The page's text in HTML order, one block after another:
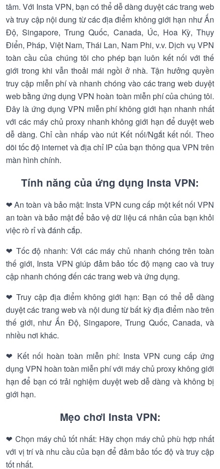
tâm. Với Insta VPN, bạn có thể dễ dàng duyệt các trang web
và truy cập nội dung từ các địa điểm không giới hạn như Ấn
Độ, Singapore, Trung Quốc, Canada, Úc, Hoa Kỳ, Thụy
Điển, Pháp, Việt Nam, Thái Lan, Nam Phi, v.v. Dịch vụ VPN
toàn cầu của chúng tôi cho phép bạn luôn kết nối với thế
giới trong khi vẫn thoải mái ngồi ở nhà. Tận hưởng quyền
truy cập miễn phí và nhanh chóng vào các trang web duyệt
web bằng ứng dụng VPN hoàn toàn miễn phí của chúng tôi.
Đây là ứng dụng VPN miễn phí không giới hạn nhanh nhất
với các máy chủ proxy nhanh không giới hạn để duyệt web
dễ dàng. Chỉ cần nhấp vào nút Kết nối/Ngắt kết nối. Theo
dõi tốc độ internet và địa chỉ IP của bạn thông qua VPN trên
màn hình chính.
Tính năng của ứng dụng Insta VPN:
❤ An toàn và bảo mật: Insta VPN cung cấp một kết nối VPN
an toàn và bảo mật để bảo vệ dữ liệu cá nhân của bạn khỏi
việc rò rỉ và đánh cắp.
❤ Tốc độ nhanh: Với các máy chủ nhanh chóng trên toàn
thế giới, Insta VPN giúp đảm bảo tốc độ mạng cao và truy
cập nhanh chóng đến các trang web và ứng dụng.
❤ Truy cập địa điểm không giới hạn: Bạn có thể dễ dàng
duyệt các trang web và nội dung từ bất kỳ địa điểm nào trên
thế giới, như Ấn Độ, Singapore, Trung Quốc, Canada, và
nhiều nơi khác.
❤ Kết nối hoàn toàn miễn phí: Insta VPN cung cấp ứng
dụng VPN hoàn toàn miễn phí với máy chủ proxy không giới
hạn để bạn có trải nghiệm duyệt web dễ dàng và không bị
giới hạn.
Mẹo chơi Insta VPN:
❤ Chọn máy chủ tốt nhất: Hãy chọn máy chủ phù hợp nhất
với vị trí và nhu cầu của bạn để đảm bảo tốc độ và truy cập
tốt nhất.